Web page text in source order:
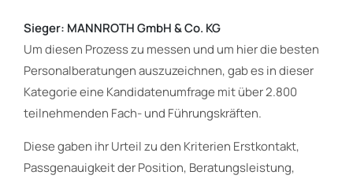
Sieger: MANNROTH GmbH & Co. KG
Um diesen Prozess zu messen und um hier die besten
Personalberatungen auszuzeichnen, gab es in dieser
Kategorie eine Kandidatenumfrage mit über 2.800
teilnehmenden Fach- und Führungskräften.
Diese gaben ihr Urteil zu den Kriterien Erstkontakt,
Passgenauigkeit der Position, Beratungsleistung,